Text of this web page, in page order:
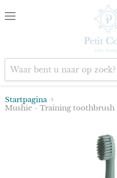
Startpagina
Mushie - Training toothbrush